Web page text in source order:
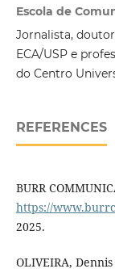
Escola de
Jornalista,
ECA/USP e
do Centro
REFERENCES
BURR
https://
2025.
OLIVEIRA,